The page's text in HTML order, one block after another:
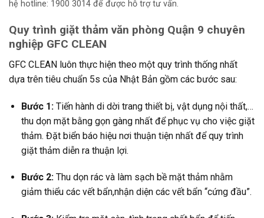
hệ hotline: 1900 3014 để được hỗ trợ tư vấn.
Quy trình giặt thảm văn phòng Quận 9 chuyên
nghiệp GFC CLEAN
GFC CLEAN luôn thực hiện theo một quy trình thống nhất
dựa trên tiêu chuẩn 5s của Nhật Bản gồm các bước sau:
Bước 1:Tiến hành di dời trang thiết bị, vật dụng nội thất,…
thu dọn mặt bằng gọn gàng nhất để phục vụ cho việc giặt
thảm. Đặt biển báo hiệu nơi thuận tiện nhất để quy trình
giặt thảm diễn ra thuận lợi.
Bước 2:Thu dọn rác và làm sạch bề mặt thảm nhằm
giảm thiểu các vết bẩn,nhận diện các vết bẩn “cứng đầu”.